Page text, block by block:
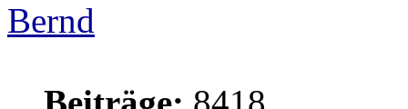
Bernd